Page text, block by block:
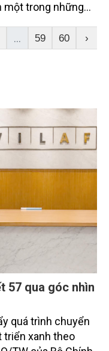
một trong những
... 59 60 ›
57 qua góc nhìn
quá trình chuyển
triển xanh theo